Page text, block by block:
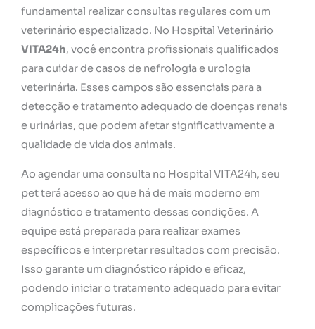
fundamental realizar consultas regulares com um
veterinário especializado. No Hospital Veterinário
VITA24h, você encontra profissionais qualificados
para cuidar de casos de nefrologia e urologia
veterinária. Esses campos são essenciais para a
detecção e tratamento adequado de doenças renais
e urinárias, que podem afetar significativamente a
qualidade de vida dos animais.
Ao agendar uma consulta no Hospital VITA24h, seu
pet terá acesso ao que há de mais moderno em
diagnóstico e tratamento dessas condições. A
equipe está preparada para realizar exames
específicos e interpretar resultados com precisão.
Isso garante um diagnóstico rápido e eficaz,
podendo iniciar o tratamento adequado para evitar
complicações futuras.